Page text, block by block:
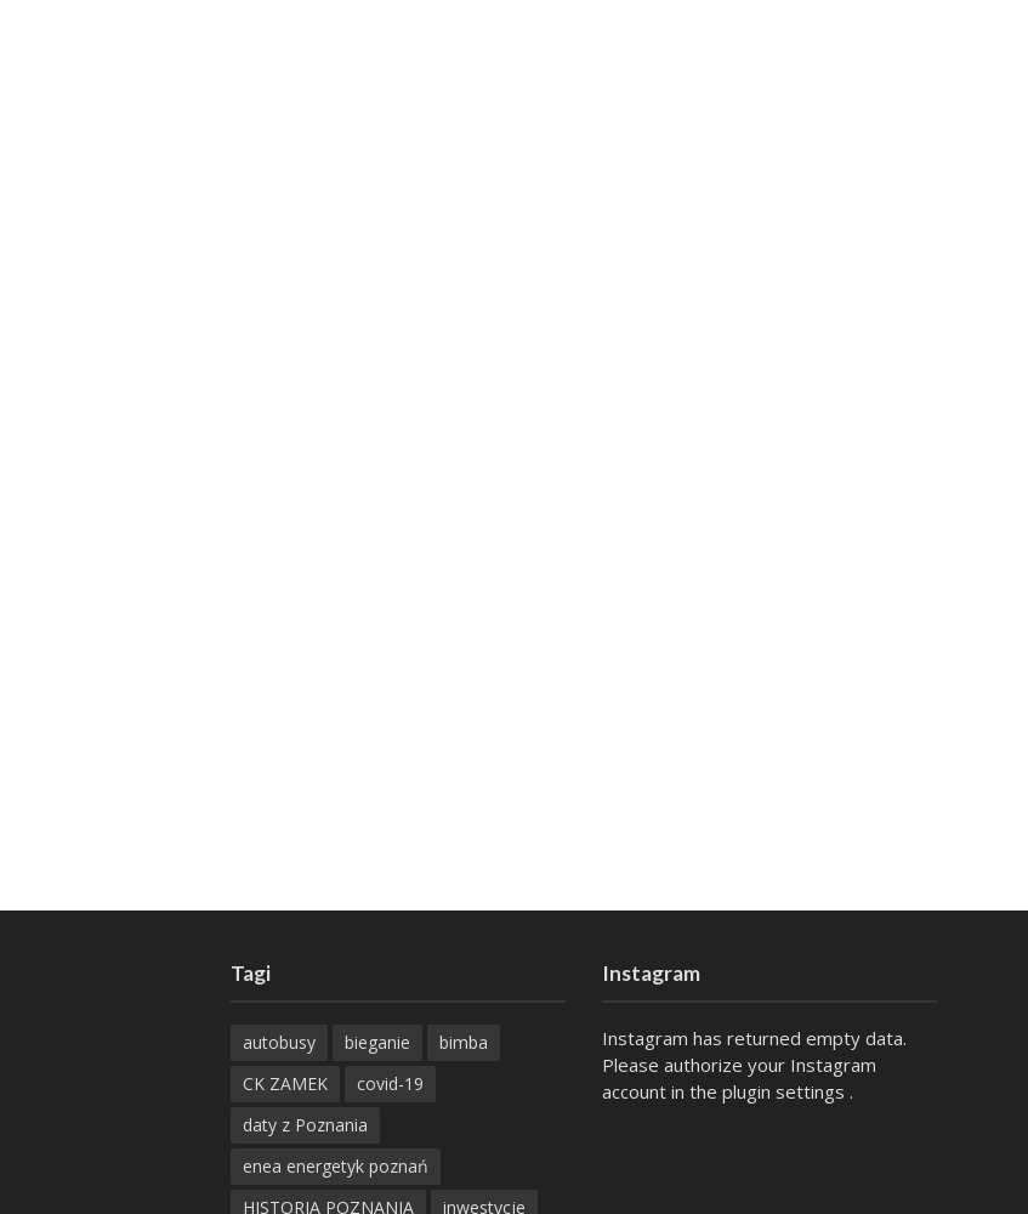
Tagi
autobusy bieganie
bimba
CK ZAMEK
covid-19
daty z Poznania
enea energetyk poznań
HISTORIA POZNANIA
inwestycje
Instagram
Instagram has returned empty data.
Please authorize your Instagram
account in the plugin settings .